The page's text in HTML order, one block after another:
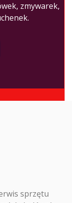
zmywarek,
sprzętu